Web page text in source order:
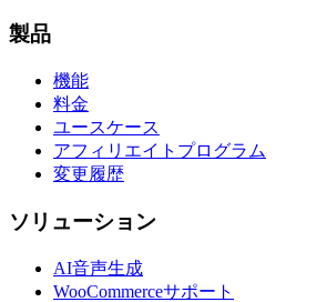
製品
機能
料金
ユースケース
アフィリエイトプログラム
変更履歴
ソリューション
AI音声生成
WooCommerceサポート